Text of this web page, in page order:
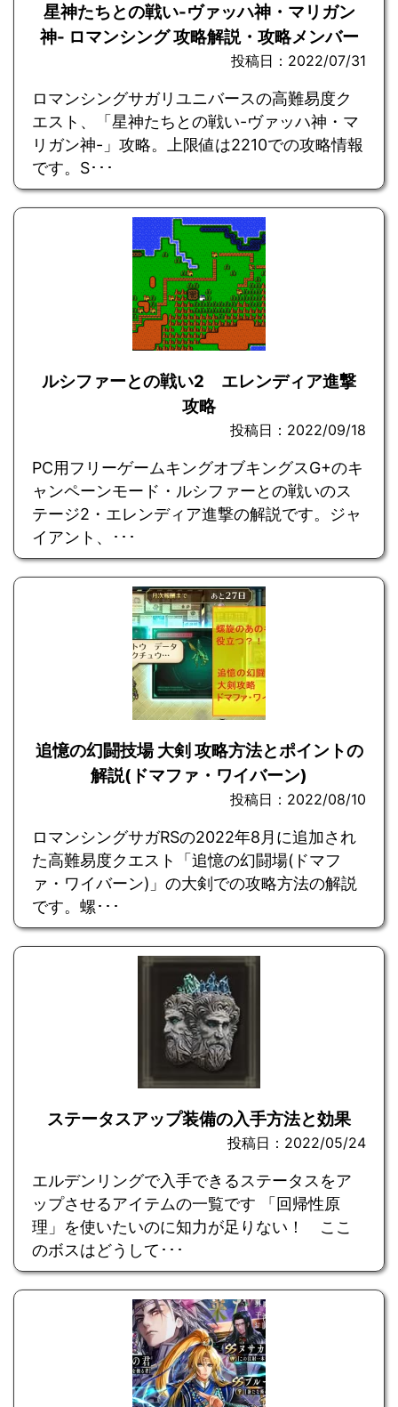
星神たちとの戦い-ヴァッハ神・マリガン
神- ロマンシング 攻略解説・攻略メンバー
投稿日：2022/07/31
ロマンシングサガリユニバースの高難易度ク
エスト、「星神たちとの戦い-ヴァッハ神・マ
リガン神-」攻略。上限値は2210での攻略情報
です。S･･･
ルシファーとの戦い2 エレンディア進撃
攻略
投稿日：2022/09/18
PC用フリーゲームキングオブキングスG+のキ
ャンペーンモード・ルシファーとの戦いのス
テージ2・エレンディア進撃の解説です。ジャ
イアント、･･･
追憶の幻闘技場 大剣 攻略方法とポイントの
解説(ドマファ・ワイバーン)
投稿日：2022/08/10
ロマンシングサガRSの2022年8月に追加され
た高難易度クエスト「追憶の幻闘場(ドマフ
ァ・ワイバーン)」の大剣での攻略方法の解説
です。螺･･･
ステータスアップ装備の入手方法と効果
投稿日：2022/05/24
エルデンリングで入手できるステータスをア
ップさせるアイテムの一覧です 「回帰性原
理」を使いたいのに知力が足りない！ ここ
のボスはどうして･･･